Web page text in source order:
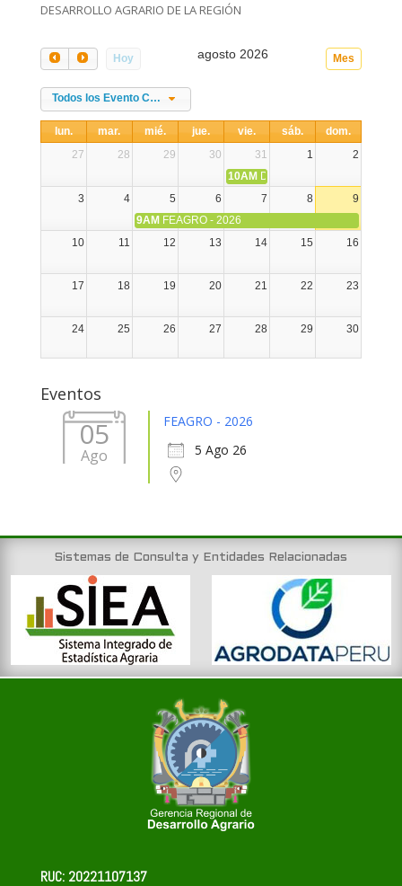
DESARROLLO AGRARIO DE LA REGIÓN
Hoy Mes
agosto 2026
Todos los Evento Categories
lun. mar. mié. jue. vie. sáb.
dom.
27
28 29 30 31 1
2
10AM DIA NACIONAL DE LA
3
4 5 6 7 8
9
9AM FEAGRO - 2026
10
11 12 13 14 15 16
17 18 19 20 21 22 23
24 25 26 27 28 29 30
Eventos
05
Ago
FEAGRO - 2026
5 Ago 26
Sistemas de Consulta y Entidades Relacionadas
RUC: 20221107137